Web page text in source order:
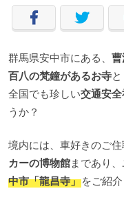
群馬県安中市にある、 曹
百八の梵鐘があるお寺と
全国でも珍しい交通安
うか？
境内には、車好きのご
カーの博物館まであり
中市「龍昌寺」をご紹介